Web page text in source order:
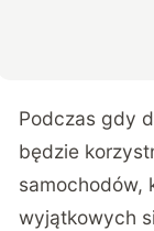
Podczas gdy
będzie
samochodów,
wyjątkowych